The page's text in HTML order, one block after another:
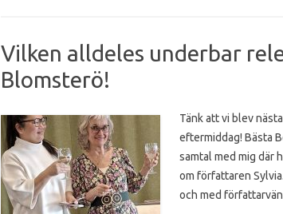
Vilken alldeles underbar
Blomsterö!
Tänk att vi blev
eftermiddag! Bästa
samtal med mig där
om författaren
och med